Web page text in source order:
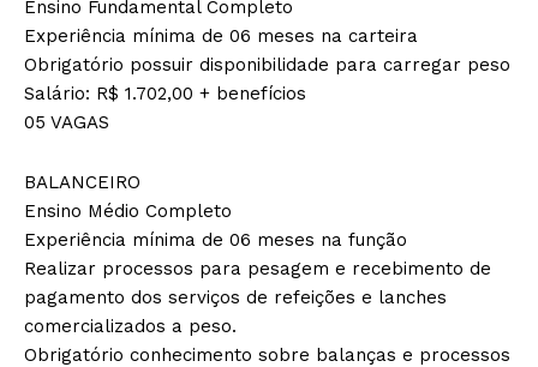
Ensino Fundamental Completo
Experiência mínima de 06 meses na carteira
Obrigatório possuir disponibilidade para carregar peso
Salário: R$ 1.702,00 + benefícios
05 VAGAS
BALANCEIRO
Ensino Médio Completo
Experiência mínima de 06 meses na função
Realizar processos para pesagem e recebimento de
pagamento dos serviços de refeições e lanches
comercializados a peso.
Obrigatório conhecimento sobre balanças e processos